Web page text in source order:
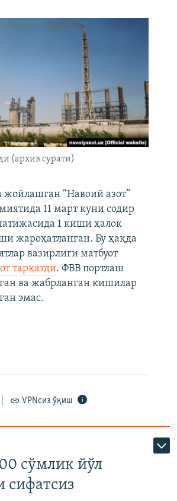
(архив сурати)
“Навоий азот”
11 март куни содир
1 киши ҳалок
жароҳатланган. Бу ҳақда
вазирлиги матбуот
тарқатди. ФВВ портлаш
ва жабрланган кишилар
эмас.
VPNсиз ўқиш
сўмлик йўл
сифатсиз